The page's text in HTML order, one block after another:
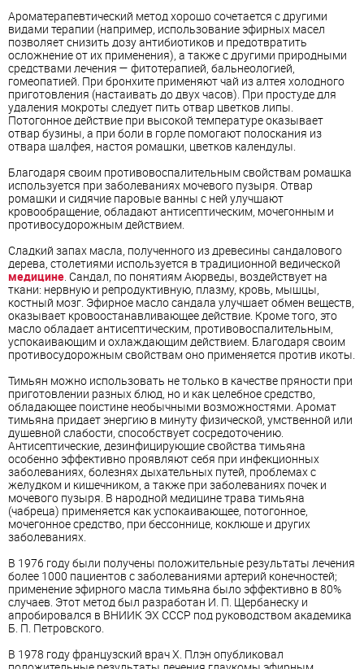
Ароматерапевтический метод хорошо сочетается с другими
видами терапии (например, использование эфирных масел
позволяет снизить дозу антибиотиков и предотвратить
осложнение от их применения), а также с другими природными
средствами лечения — фитотерапией, бальнеологией,
гомеопатией. При бронхите применяют чай из алтея холодного
приготовления (настаивать до двух часов). При простуде для
удаления мокроты следует пить отвар цветков липы.
Потогонное действие при высокой температуре оказывает
отвар бузины, а при боли в горле помогают полоскания из
отвара шалфея, настоя ромашки, цветков календулы.
Благодаря своим противовоспалительным свойствам ромашка
используется при заболеваниях мочевого пузыря. Отвар
ромашки и сидячие паровые ванны с ней улучшают
кровообращение, обладают антисептическим, мочегонным и
противосудорожным действием.
Сладкий запах масла, полученного из древесины сандалового
дерева, столетиями используется в традиционной ведической
медицине. Сандал, по понятиям Аюрведы, воздействует на
ткани: нервную и репродуктивную, плазму, кровь, мышцы,
костный мозг. Эфирное масло сандала улучшает обмен веществ,
оказывает кровоостанавливающее действие. Кроме того, это
масло обладает антисептическим, противовоспалительным,
успокаивающим и охлаждающим действием. Благодаря своим
противосудорожным свойствам оно применяется против икоты.
Тимьян можно использовать не только в качестве пряности при
приготовлении разных блюд, но и как целебное средство,
обладающее поистине необычными возможностями. Аромат
тимьяна придает энергию в минуту физической, умственной или
душевной слабости, способствует сосредоточению.
Антисептические, дезинфицирующие свойства тимьяна
особенно эффективно проявляют себя при инфекционных
заболеваниях, болезнях дыхательных путей, проблемах с
желудком и кишечником, а также при заболеваниях почек и
мочевого пузыря. В народной медицине трава тимьяна
(чабреца) применяется как успокаивающее, потогонное,
мочегонное средство, при бессоннице, коклюше и других
заболеваниях.
В 1976 году были получены положительные результаты лечения
более 1000 пациентов с заболеваниями артерий конечностей;
применение эфирного масла тимьяна было эффективно в 80%
случаев. Этот метод был разработан И. П. Щербанеску и
апробировался в ВНИИК ЭХ СССР под руководством академика
Б. П. Петровского.
В 1978 году французский врач X. Плэн опубликовал